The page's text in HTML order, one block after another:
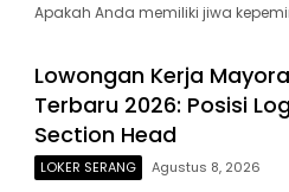
Apakah Anda memiliki jiwa
Lowongan Kerja
Terbaru 2026: Posisi
Section Head
LOKER SERANG Agustus 8, 2026